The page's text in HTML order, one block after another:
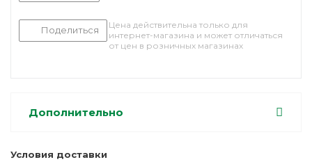
Поделиться
Цена действительна только для
интернет-магазина и может отличаться
от цен в розничных магазинах
Дополнительно
Условия доставки